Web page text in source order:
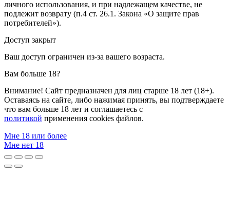
личного использования, и при надлежащем качестве, не
подлежит возврату (п.4 ст. 26.1. Закона «О защите прав
потребителей»).
Доступ закрыт
Ваш доступ ограничен из-за вашего возраста.
Вам больше 18?
Внимание! Сайт предназначен для лиц старше 18 лет (18+).
Оставаясь на сайте, либо нажимая принять, вы подтверждаете
что вам больше 18 лет и соглашаетесь с
политикой применения cookies файлов.
Мне 18 или более
Мне нет 18